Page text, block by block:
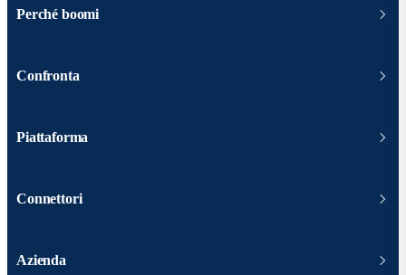
Perché boomi
Confronta
Piattaforma
Connettori
Azienda